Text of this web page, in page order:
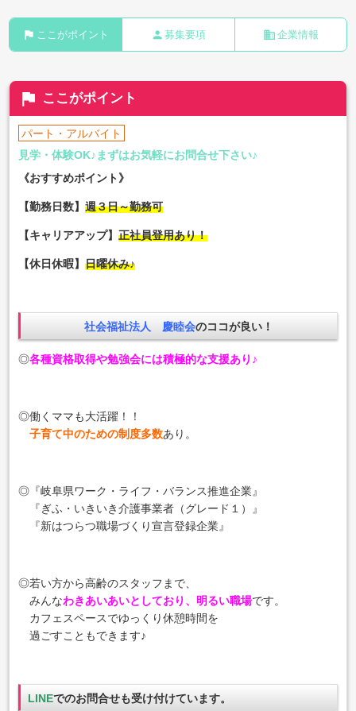
flag ここがポイント person 募集要項 business 企業情報
flag ここがポイント
パート・アルバイト
見学・体験OK♪まずはお気軽にお問合せ下さい♪
《おすすめポイント》
【勤務日数】週３日～勤務可
【キャリアアップ】正社員登用あり！
【休日休暇】日曜休み♪
社会福祉法人 慶睦会のココが良い！
◎各種資格取得や勉強会には積極的な支援あり♪
◎働くママも大活躍！！
子育て中のための制度多数あり。
◎『岐阜県ワーク・ライフ・バランス推進企業』
『ぎふ・いきいき介護事業者（グレード１）』
『新はつらつ職場づくり宣言登録企業』
◎若い方から高齢のスタッフまで、
みんなわきあいあいとしており、明るい職場です。
カフェスペースでゆっくり休憩時間を
過ごすこともできます♪
LINEでのお問合せも受け付けています。